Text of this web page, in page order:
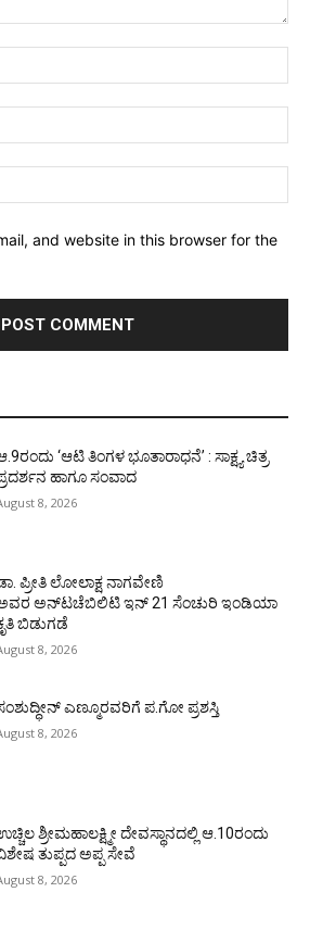
and website in this browser for the
‘ಆಟಿ ತಿಂಗಳ ಭೂತಾರಾಧನೆ’ : ಸಾಕ್ಷ್ಯ ಚಿತ್ರ
ಹಾಗೂ ಸಂವಾದ
8, 2026
ಪ್ರೀತಿ ಲೋಲಾಕ್ಷ ನಾಗವೇಣಿ
ಅನ್‌ಟಚೆಬಿಲಿಟಿ ಇನ್ 21 ಸೆಂಚುರಿ ಇಂಡಿಯಾ
ಬಿಡುಗಡೆ
8, 2026
ಎಣ್ಮೂರವರಿಗೆ ಪ.ಗೋ ಪ್ರಶಸ್ತಿ
8, 2026
ಶ್ರೀಮಹಾಲಕ್ಷ್ಮೀ ದೇವಸ್ಥಾನದಲ್ಲಿ ಆ.10ರಂದು
ತುಪ್ಪದ ಅಪ್ಪ ಸೇವೆ
8, 2026